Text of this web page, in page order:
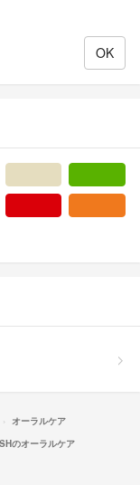
オーラルケア
のオーラルケア